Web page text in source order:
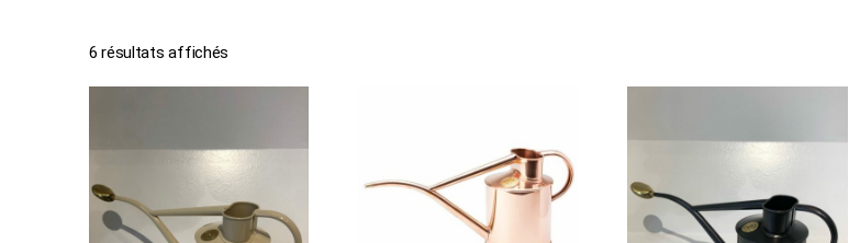
6 résultats affichés